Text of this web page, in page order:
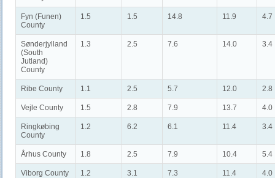
Fyn (Funen)
County
1.5 1.5 14.8 11.9 4.7
Sønderjylland
(South
Jutland)
County
1.3 2.5 7.6 14.0 3.4
Ribe County 1.1 2.5 5.7 12.0 2.8
Vejle County 1.5 2.8 7.9 13.7 4.0
Ringkøbing
County
1.2 6.2 6.1 11.4 3.4
Århus County 1.8 2.5 7.9 10.4 5.4
Viborg County 1.2 3.1 7.3 11.4 4.0